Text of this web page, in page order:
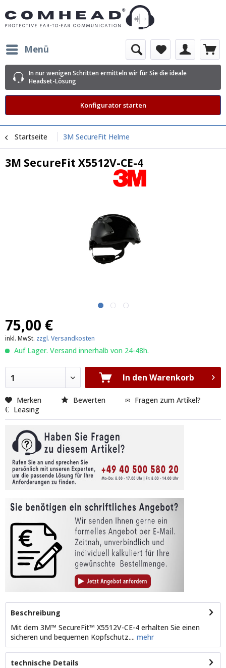
Menü
In nur wenigen Schritten ermitteln wir für Sie die ideale
Headset-Lösung
Konfigurator starten
Startseite 3M SecureFit Helme
3M SecureFit X5512V-CE-4
75,00 €
inkl. MwSt. zzgl. Versandkosten
Auf Lager. Versand innerhalb von 24-48h.
1 In den Warenkorb
Merken Bewerten
Fragen zum Artikel?
Leasing
Beschreibung
Mit dem 3M™ SecureFit™ X5512V-CE-4 erhalten Sie einen
sicheren und bequemen Kopfschutz.... mehr
technische Details